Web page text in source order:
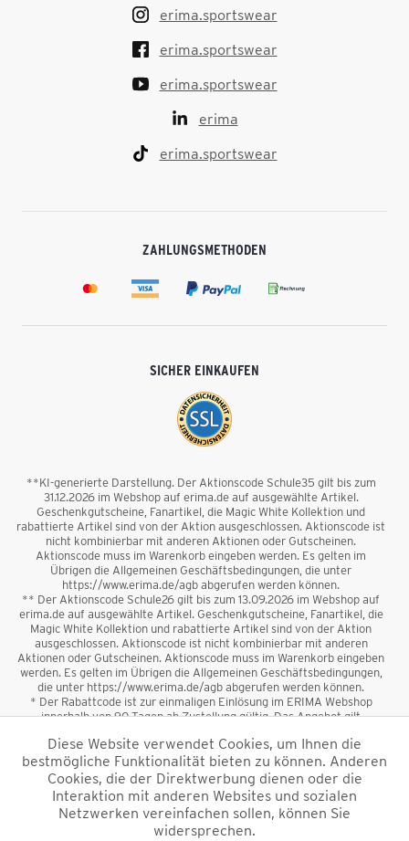
erima.sportswear
erima.sportswear
erima.sportswear
erima
erima.sportswear
ZAHLUNGSMETHODEN
SICHER EINKAUFEN
**KI-generierte Darstellung. Der Aktionscode Schule35 gilt bis zum
31.12.2026 im Webshop auf erima.de auf ausgewählte Artikel.
Geschenkgutscheine, Fanartikel, die Magic White Kollektion und
rabattierte Artikel sind von der Aktion ausgeschlossen. Aktionscode ist
nicht kombinierbar mit anderen Aktionen oder Gutscheinen.
Aktionscode muss im Warenkorb eingeben werden. Es gelten im
Übrigen die Allgemeinen Geschäftsbedingungen, die unter
https://www.erima.de/agb abgerufen werden können.
** Der Aktionscode Schule26 gilt bis zum 13.09.2026 im Webshop auf
erima.de auf ausgewählte Artikel. Geschenkgutscheine, Fanartikel, die
Magic White Kollektion und rabattierte Artikel sind von der Aktion
ausgeschlossen. Aktionscode ist nicht kombinierbar mit anderen
Aktionen oder Gutscheinen. Aktionscode muss im Warenkorb eingeben
werden. Es gelten im Übrigen die Allgemeinen Geschäftsbedingungen,
die unter https://www.erima.de/agb abgerufen werden können.
* Der Rabattcode ist zur einmaligen Einlösung im ERIMA Webshop
innerhalb von 90 Tagen ab Zustellung gültig. Das Angebot gilt
sowie Geschenkgutscheine sind vom Rabatt ausgeschlossen. Der
Rabattcode ist nicht mit anderen Aktionen oder Gutscheinen
kombinierbar. Der Mindestbestellwert beträgt 50 €
*Alle Preise verstehen sich inkl. Mehrwertsteuer und zzgl.
und ggf. Nachnahmegebühren, wenn nicht anders
Diese Website verwendet Cookies, um Ihnen die
bestmögliche Funktionalität bieten zu können. Anderen
Cookies, die der Direktwerbung dienen oder die
Interaktion mit anderen Websites und sozialen
Netzwerken vereinfachen sollen, können Sie
widersprechen.